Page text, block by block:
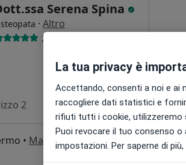
Serena Spina
· Altro
23 recensioni
2
• Mappa
La tua privacy è
Accettando, consenti a noi e ai
raccogliere dati statistici e
rifiuti tutti i cookie, utilizzeremo
Puoi revocare il tuo consenso o
impostazioni. Per saperne di